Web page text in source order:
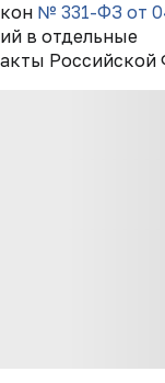
№ 331-ФЗ от
в отдельные
Российской